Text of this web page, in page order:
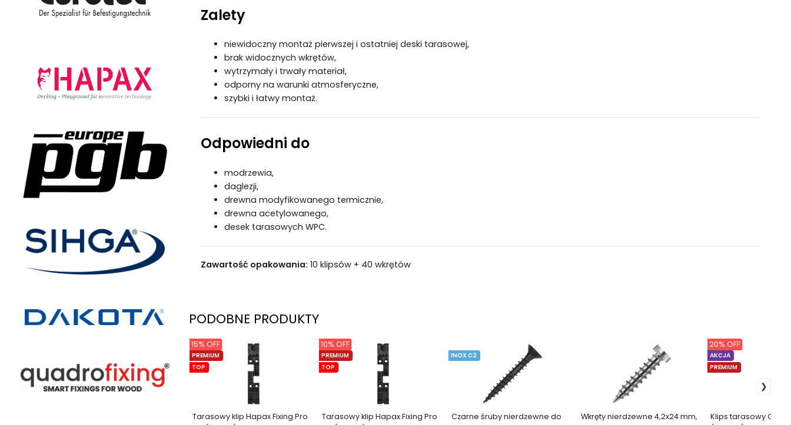
Zalety
niewidoczny montaż pierwszej i ostatniej deski tarasowej,
brak widocznych wkrętów,
wytrzymały i trwały materiał,
odporny na warunki atmosferyczne,
szybki i łatwy montaż.
Odpowiedni do
modrzewia,
daglezji,
drewna modyfikowanego termicznie,
drewna acetylowanego,
desek tarasowych WPC.
Zawartość opakowania: 10 klipsów + 40 wkrętów
PODOBNE PRODUKTY
Tarasowy klip Hapax Fixing Pro
PREMIUM
TOP
15% OFF
Tarasowy klip Hapax Fixing Pro
PREMIUM
TOP
10% OFF
Czarne śruby nierdzewne do
INOX C2
Wkręty nierdzewne 4,2x24 mm,
Klips tarasowy
AKCJA
PREMIUM
20% OFF